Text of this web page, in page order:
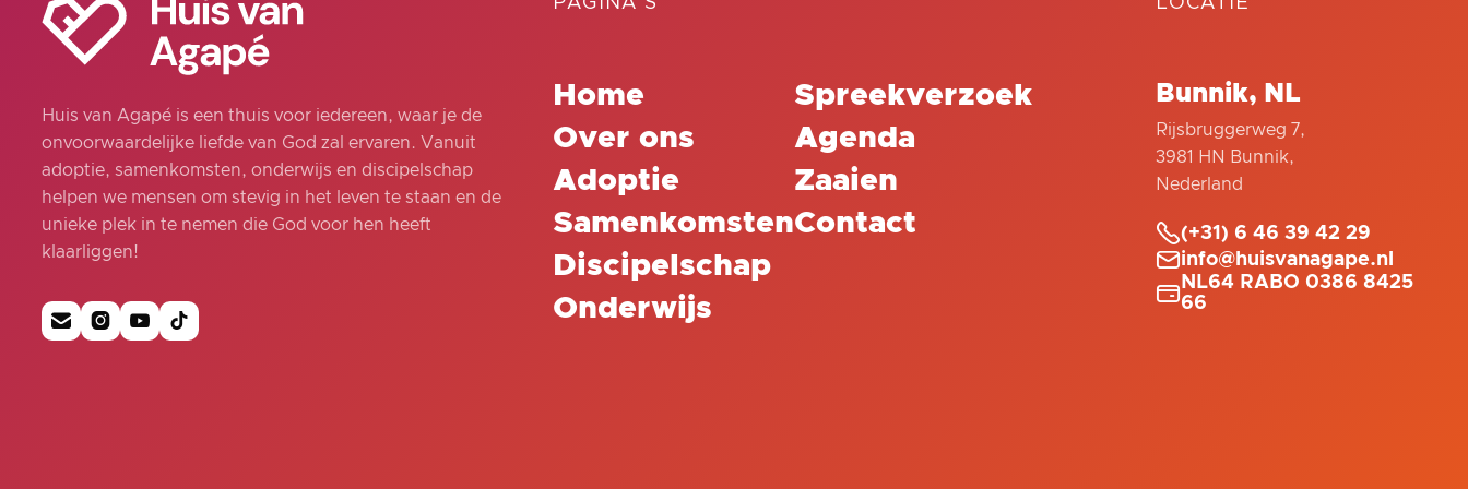
Huis van Agapé is een thuis voor iedereen, waar je de
onvoorwaardelijke liefde van God zal ervaren. Vanuit
adoptie, samenkomsten, onderwijs en discipelschap
helpen we mensen om stevig in het leven te staan en de
unieke plek in te nemen die God voor hen heeft
klaarliggen!
   
Home
Over ons
Adoptie
Samenkomsten
Discipelschap
Onderwijs
Spreekverzoek
Agenda
Zaaien
Contact
Bunnik, NL
Rijsbruggerweg 7,
3981 HN Bunnik,
Nederland
(+31) 6 46 39 42 29
info@huisvanagape.nl
 NL64 RABO 0386 8425
66